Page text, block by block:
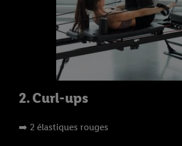
2. Curl-ups
➡️ 2 élastiques rouges